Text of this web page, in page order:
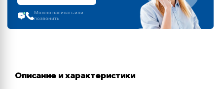
Можно написать или
позвонить
Описание и характеристики